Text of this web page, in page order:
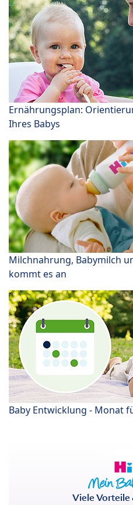
Ernährungsplan:
Ihres Babys
Milchnahrung, Babymilch
kommt es an
Baby Entwicklung - Monat
Viele Vorteile